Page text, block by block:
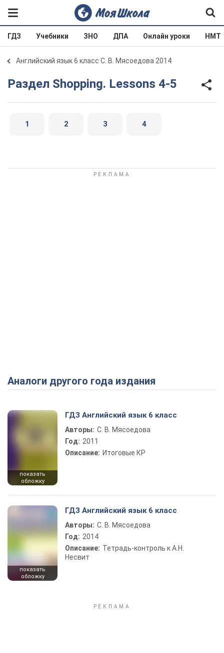
ГДЗ Учебники ЗНО ДПА Онлайн уроки НМТ
Английский язык 6 класс С. В. Мясоедова 2014
Раздел Shopping. Lessons 4-5
1 2 3 4
Аналоги другого года издания
показать
обложку
ГДЗ Английский язык 6 класс
Авторы: С. В. Мясоедова
Год: 2011
Описание: Итоговые КР
показать
обложку
ГДЗ Английский язык 6 класс
Авторы: С. В. Мясоедова
Год: 2014
Описание: Тетрадь-контроль к А.Н.
Несвит